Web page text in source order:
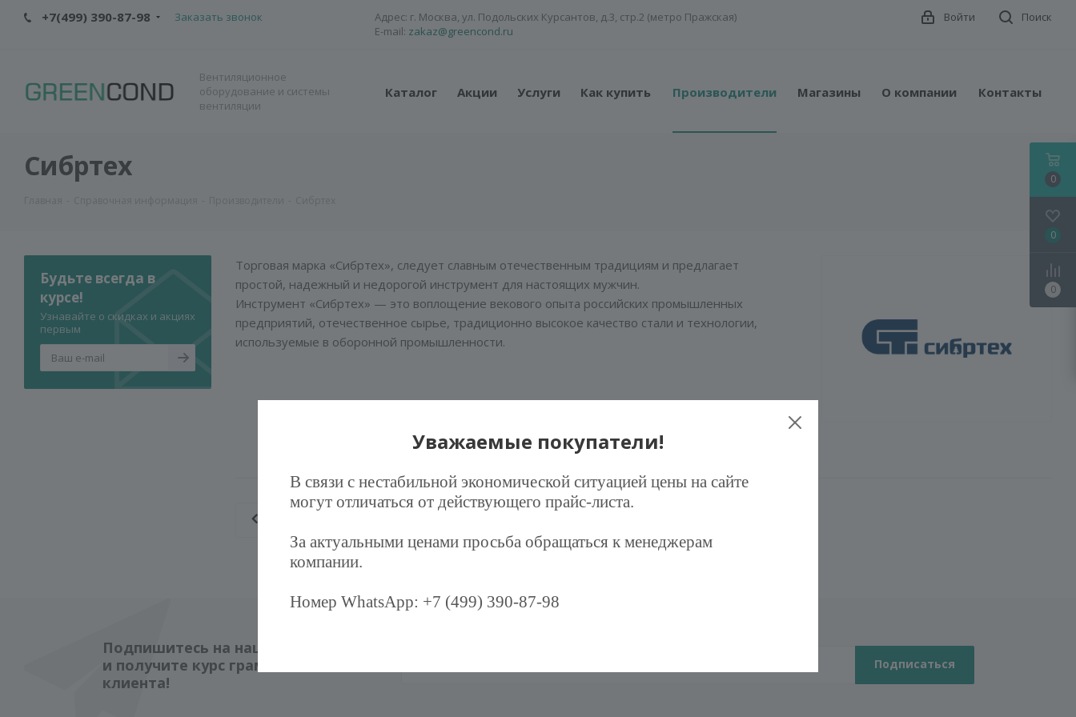
+7(499) 390-87-98 Заказать звонок
Адрес: г. Москва, ул. Подольских Курсантов, д.3, стр.2 (метро Пражская)
E-mail: zakaz@greencond.ru
Поиск
Войти
Вентиляционное
оборудование и системы
вентиляции
Каталог Акции Услуги Как купить Производители Магазины О компании Контакты
Сибртех
Торговая марка «Сибртех», следует славным отечественным традициям и предлагает
простой, надежный и недорогой инструмент для настоящих мужчин.
Инструмент «Сибртех» — это воплощение векового опыта российских промышленных
предприятий, отечественное сырье, традиционно высокое качество стали и технологии,
используемые в оборонной промышленности.
Будьте всегда в
курсе!
Узнавайте о скидках и акциях
первым
Подпишитесь на нашу рассылку,
и получите курс грамотного
клиента!
Уважаемые покупатели!
В связи с нестабильной экономической ситуацией цены на сайте
могут отличаться от действующего прайс-листа.
За актуальными ценами просьба обращаться к менеджерам
компании.
Номер WhatsApp: +7 (499) 390-87-98
0
0
0